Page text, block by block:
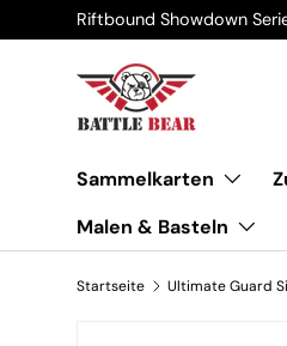
Direkt zum Inhalt
Riftbound Showdown
Sammelkarten
Malen & Basteln
Startseite